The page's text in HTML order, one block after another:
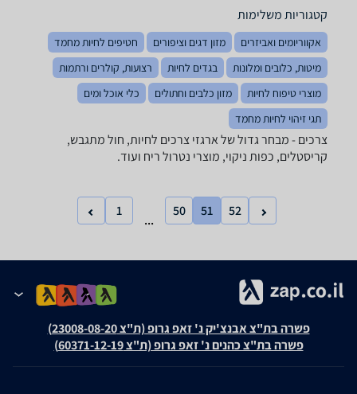
קטגוריות משלימות
אקווריומים ואביזרים מזון דגים וציפורים
חטיפים לחיות מחמד
מיטות, כלובים ומלונות
בגדים לחיות
רצועות, קולרים ורתמות
מוצרי טיפוח לחיות
מזון כלבים וחתולים
כלי אוכל ומים
תגי זיהוי לחיות מחמד
צרכים - מבחר גדול של ארגזי צרכים לחיות, חול מתגבש,
קריסטלים, כפות ניקוי, מוצרי נטרול ריח ועוד.
1
...
50 51 52
פשרה בת"צ אבנצ'יק נ' זאפ גרופ (ת"צ 23008-08-20)
פשרה בת"צ כהנים נ' זאפ גרופ (ת"צ 60371-12-19)